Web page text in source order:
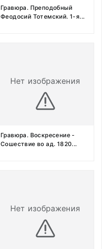
Гравюра. Преподобный
Феодосий Тотемский. 1-я...
Нет изображения
Гравюра. Воскресение -
Сошествие во ад. 1820...
Нет изображения